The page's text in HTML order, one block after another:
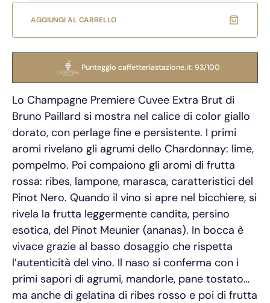
Extra
Cuvée
Extra
AGGIUNGI AL CARRELLO
Punteggio caffetteriastazione.it: 93/100
Lo Champagne Premiere Cuvee Extra Brut di
Bruno Paillard si mostra nel calice di color giallo
dorato, con perlage fine e persistente. I primi
aromi rivelano gli agrumi dello Chardonnay: lime,
pompelmo. Poi compaiono gli aromi di frutta
rossa: ribes, lampone, marasca, caratteristici del
Pinot Nero. Quando il vino si apre nel bicchiere, si
rivela la frutta leggermente candita, persino
esotica, del Pinot Meunier (ananas). In bocca è
vivace grazie al basso dosaggio che rispetta
l’autenticità del vino. Il naso si conferma con i
primi sapori di agrumi, mandorle, pane tostato…
ma anche di gelatina di ribes rosso e poi di frutta